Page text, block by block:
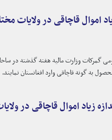
اموال قاچاقی در ولایات
گمرکات وزارت مالیه هفته گذشته در
به گونه قاچاقی وارد افغانستان نمایند.
زیاد اموال قاچاقی در